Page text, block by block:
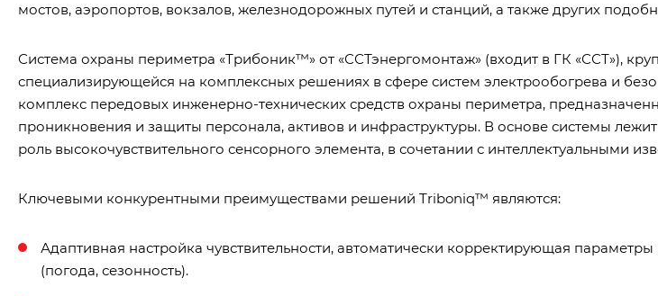
мостов, аэропортов, вокзалов, железнодорожных путей и станций, а также других
Система охраны периметра «Трибоник™» от «ССТэнергомонтаж» (входит в ГК «ССТ»),
специализирующейся на комплексных решениях в сфере систем электрообогрева и
комплекс передовых инженерно-технических средств охраны периметра,
проникновения и защиты персонала, активов и инфраструктуры. В основе системы
роль высокочувствительного сенсорного элемента, в сочетании с интеллектуальными
Ключевыми конкурентными преимуществами решений Triboniq™ являются:
Адаптивная настройка чувствительности, автоматически корректирующая
(погода, сезонность).